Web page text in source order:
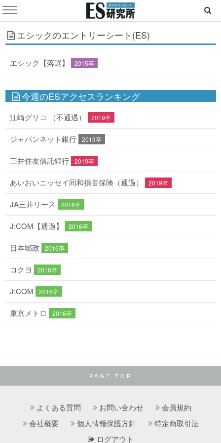
エシックのエントリーシート(ES)
エシック【落選】 2015卒
今週のESアクセスランキング
江崎グリコ （不通過） 2019卒
ジャパンネット銀行 2013卒
三井住友信託銀行 2019卒
あいおいニッセイ同和損害保険（通過） 2019卒
JA三井リース 2016卒
J:COM【通過】 2016卒
日本郵政 2016卒
コクヨ 2016卒
J:COM 2016卒
東京メトロ 2016卒
PAGE TOP
よくある質問 お問い合わせ
会員規約
会社概要
個人情報保護方針
特定商取引法
ログアウト